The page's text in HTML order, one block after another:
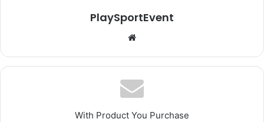
PlaySportEvent
With Product You Purchase